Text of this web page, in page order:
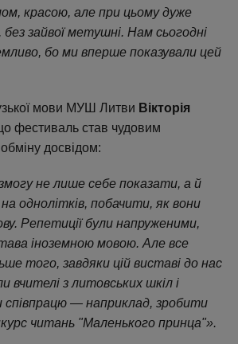
красою, але при цьому дуже
зайвої метушні. Нам сьогодні
бо ми вперше показували цей
мови МУШ Литви Вікторія
фестиваль став чудовим
досвідом:
не лише себе показати, а й
однолітків, побачити, як вони
Репетиції були напруженими,
іноземною мовою. Але все
того, завдяки цій виставі до нас
вчителі з литовських шкіл і
співпрацю — наприклад, зробити
читань "Маленького принца"».